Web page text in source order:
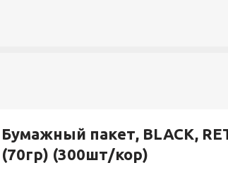
Бумажный пакет, BLACK,
(70гр) (300шт/кор)